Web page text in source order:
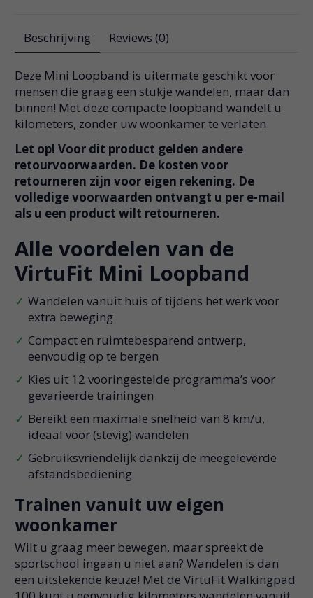
Beschrijving Reviews (0)
Deze Mini Loopband is uitermate geschikt voor
mensen die graag een stukje wandelen, maar dan
binnen! Met deze compacte loopband wandelt u
kilometers, zonder uw woonkamer te verlaten.
Let op! Voor dit product gelden andere
retourvoorwaarden. De kosten voor
retourneren zijn voor eigen rekening. De
volledige voorwaarden ontvangt u per e-mail
als u een product wilt retourneren.
Alle voordelen van de
VirtuFit Mini Loopband
Wandelen vanuit huis of tijdens het werk voor
extra beweging
Compact en ruimtebesparend ontwerp,
eenvoudig op te bergen
Kies uit 12 vooringestelde programma’s voor
gevarieerde trainingen
Bereikt een maximale snelheid van 8 km/u,
ideaal voor (stevig) wandelen
Gebruiksvriendelijk dankzij de meegeleverde
afstandsbediening
Trainen vanuit uw eigen
woonkamer
Wilt u graag meer bewegen, maar spreekt de
sportschool ingaan u niet aan? Wandelen is dan
een uitstekende keuze! Met de VirtuFit Walkingpad